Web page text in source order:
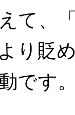
て、
り貶
です